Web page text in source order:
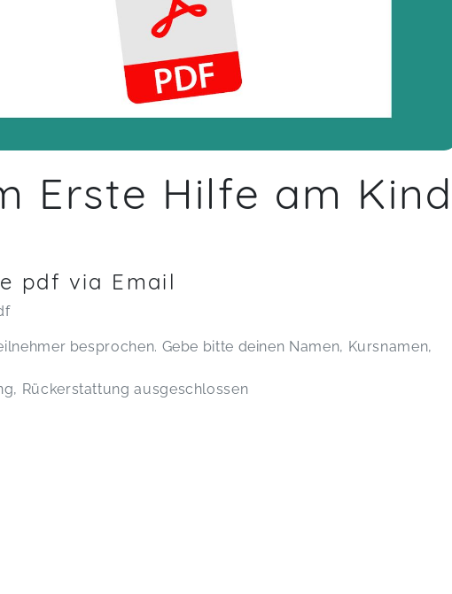
Erste Hilfe am Kind
pdf via Email
besprochen. Gebe bitte deinen Namen, Kursnamen,
Rückerstattung ausgeschlossen